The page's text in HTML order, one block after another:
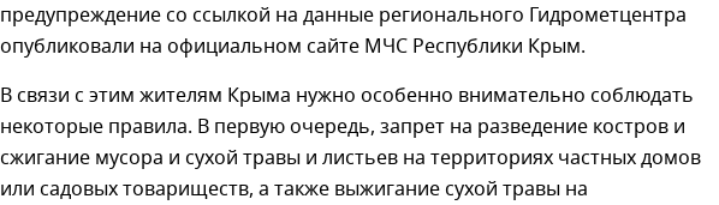
предупреждение со ссылкой на данные регионального Гидрометцентра
опубликовали на официальном сайте МЧС Республики Крым.
В связи с этим жителям Крыма нужно особенно внимательно соблюдать
некоторые правила. В первую очередь, запрет на разведение костров и
сжигание мусора и сухой травы и листьев на территориях частных домов
или садовых товариществ, а также выжигание сухой травы на